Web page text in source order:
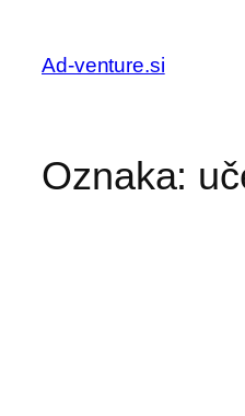
vsebino
Ad-venture.si
Oznaka: